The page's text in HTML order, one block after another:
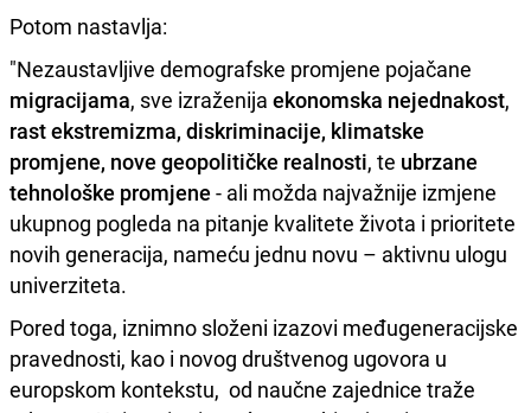
Potom nastavlja:
"Nezaustavljive demografske promjene pojačane
migracijama, sve izraženija ekonomska nejednakost,
rast ekstremizma, diskriminacije, klimatske
promjene, nove geopolitičke realnosti, te ubrzane
tehnološke promjene - ali možda najvažnije izmjene
ukupnog pogleda na pitanje kvalitete života i prioritete
novih generacija, nameću jednu novu – aktivnu ulogu
univerziteta.
Pored toga, iznimno složeni izazovi međugeneracijske
pravednosti, kao i novog društvenog ugovora u
europskom kontekstu, od naučne zajednice traže